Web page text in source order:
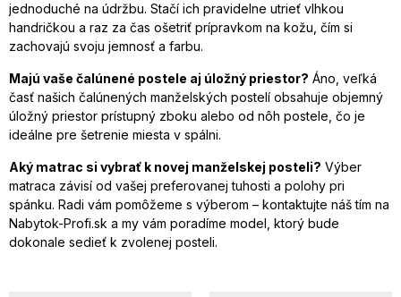
jednoduché na údržbu. Stačí ich pravidelne utrieť vlhkou
handričkou a raz za čas ošetriť prípravkom na kožu, čím si
zachovajú svoju jemnosť a farbu.
Majú vaše čalúnené postele aj úložný priestor? Áno, veľká
časť našich čalúnených manželských postelí obsahuje objemný
úložný priestor prístupný zboku alebo od nôh postele, čo je
ideálne pre šetrenie miesta v spálni.
Aký matrac si vybrať k novej manželskej posteli? Výber
matraca závisí od vašej preferovanej tuhosti a polohy pri
spánku. Radi vám pomôžeme s výberom – kontaktujte náš tím na
Nabytok-Profi.sk a my vám poradíme model, ktorý bude
dokonale sedieť k zvolenej posteli.